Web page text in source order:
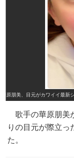
華原朋美、目元がカワイイ最
歌手の華原朋美
りの目元が際立っ
た。